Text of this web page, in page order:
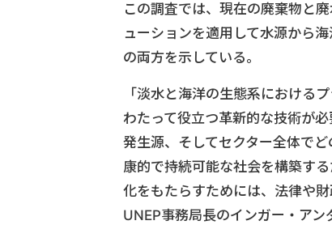
この調査では、現在の廃棄物と
ューションを適用して水源から
の両方を示している。
「淡水と海洋の生態系における
わたって役立つ革新的な技術が
発生源、そしてセクター全体で
康的で持続可能な社会を構築す
化をもたらすためには、法律や
UNEP事務局長のインガー・アン